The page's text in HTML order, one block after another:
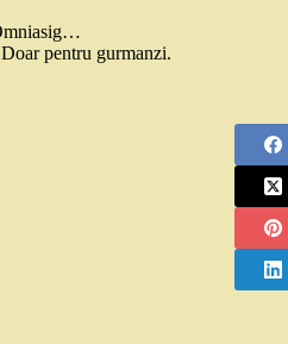
pentru gurmanzi.